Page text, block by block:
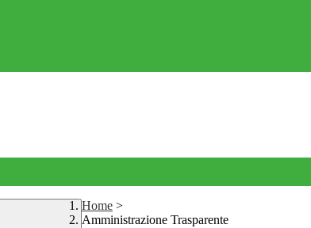
Home >
Amministrazione Trasparente